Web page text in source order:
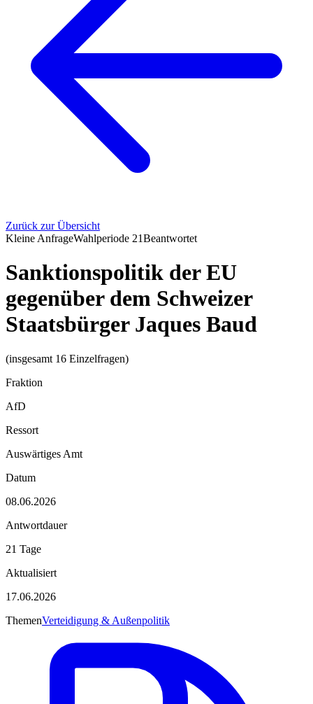
Zurück zur Übersicht
Kleine AnfrageWahlperiode 21Beantwortet
Sanktionspolitik der EU
gegenüber dem Schweizer
Staatsbürger Jaques Baud
(insgesamt 16 Einzelfragen)
Fraktion
AfD
Ressort
Auswärtiges Amt
Datum
08.06.2026
Antwortdauer
21 Tage
Aktualisiert
17.06.2026
ThemenVerteidigung & Außenpolitik